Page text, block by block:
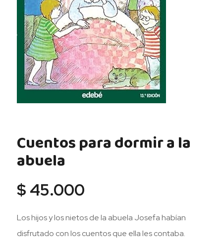
Cuentos para dormir a la
abuela
$ 45.000
Los hijos y los nietos de la abuela Josefa habían
disfrutado con los cuentos que ella les contaba.